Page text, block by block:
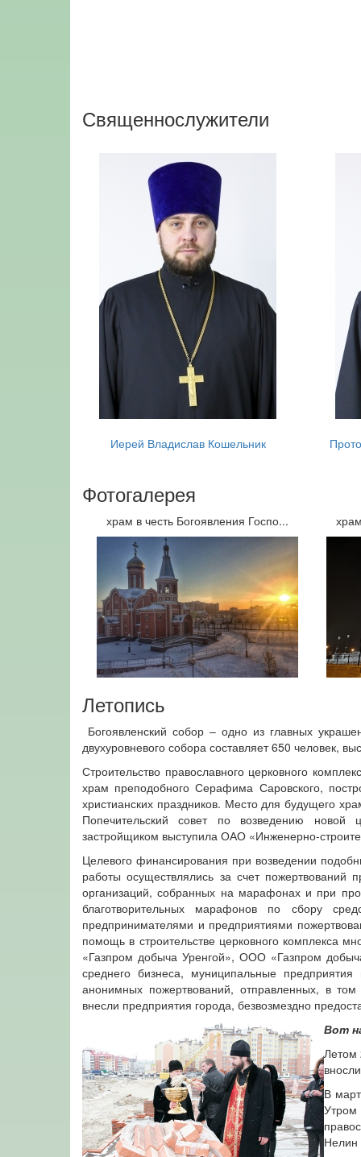
Священнослужители
Иерей Владислав Кошельник
Фотогалерея
храм в честь Богоявления Госпо...
Летопись
Богоявленский собор – одно из главных
двухуровневого собора составляет 650 человек,
Строительство православного церковного
храм преподобного Серафима Саровского,
христианских праздников. Место для будущего
Попечительский совет по возведению новой
застройщиком выступила ОАО «Инженерно-
Целевого финансирования при возведении
работы осуществлялись за счет пожертвований
организаций, собранных на марафонах и при
благотворительных марафонов по сбору
предпринимателями и предприятиями
помощь в строительстве церковного комплекса
«Газпром добыча Уренгой», ООО «Газпром
среднего бизнеса, муниципальные
анонимных пожертвований, отправленных, в
внесли предприятия города, безвозмездно
Вот
Летом
В
Нелин